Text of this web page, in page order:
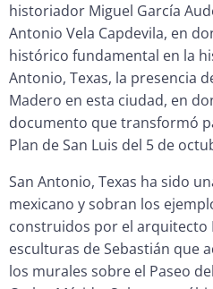
historiador Miguel García
Antonio Vela Capdevila, en
histórico fundamental en la
Antonio, Texas, la presencia
Madero en esta ciudad, en
documento que transformó
Plan de San Luis del 5 de
San Antonio, Texas ha sido
mexicano y sobran los
construidos por el arquitecto
esculturas de Sebastián que
los murales sobre el Paseo